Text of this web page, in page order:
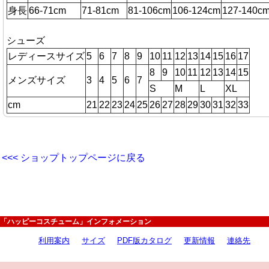
身長66-71cm 71-81cm 81-106cm 106-124cm 127-
シューズ
レディースサイズ5 6 7 8 9 10 11 12 13 14 15 16 17
メンズサイズ 3 4 5 6 7
8 9 10 11 12 13 14 15
S
M L
XL
cm
21 22 23 24 25 26 27 28 293031 32 33
<<< ショップトップページに戻る
「ハッピーコスチューム」インフォメーション
利用案内 サイズ PDF版カタログ 更新情報 連絡先